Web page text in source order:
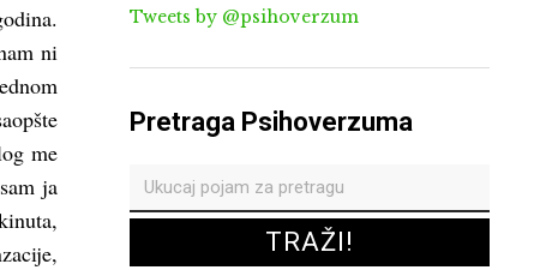
ni
me
ja
Tweets by @psihoverzum
Pretraga Psihoverzuma